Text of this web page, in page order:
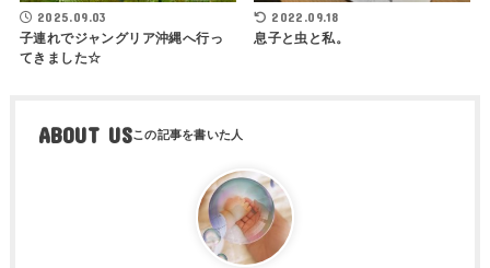
2025.09.03
子連れでジャングリア沖縄へ行っ
てきました☆
2022.09.18
息子と虫と私。
ABOUT US